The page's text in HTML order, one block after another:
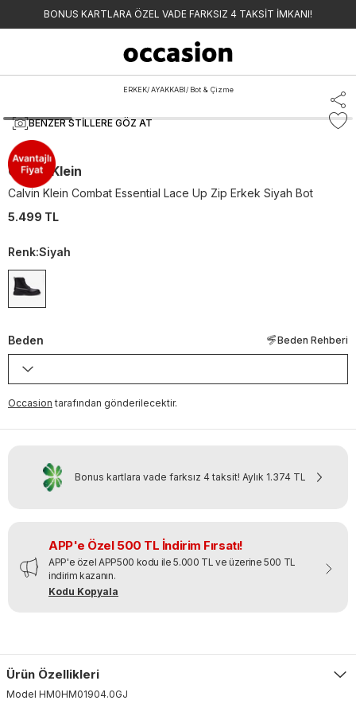
BONUS KARTLARA ÖZEL VADE FARKSIZ 4 TAKSİT İMKANI!
ERKEK/ AYAKKABI/ Bot & Çizme
BENZER STILLERE GÖZ AT
Calvin Klein
Calvin Klein Combat Essential Lace Up Zip Erkek Siyah Bot
5.499 TL
Renk:Siyah
Beden Beden Rehberi
Occasion tarafından gönderilecektir.
Bonus kartlara vade farksız 4 taksit! Aylık 1.374 TL
APP'e Özel 500 TL İndirim Fırsatı!
APP'e özel APP500 kodu ile 5.000 TL ve üzerine 500 TL
indirim kazanın.
Kodu Kopyala
Ürün Özellikleri
Model HM0HM01904.0GJ